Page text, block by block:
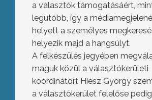
a választók támogatásáért,
legutóbb, így a
helyett a személyes
helyezik majd a hangsúlyt.
A felkészülés jegyében
maguk közül a választókerületi
koordinátort Hiesz György
a választókerület felelőse